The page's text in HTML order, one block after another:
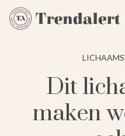
⁠Dit
maken